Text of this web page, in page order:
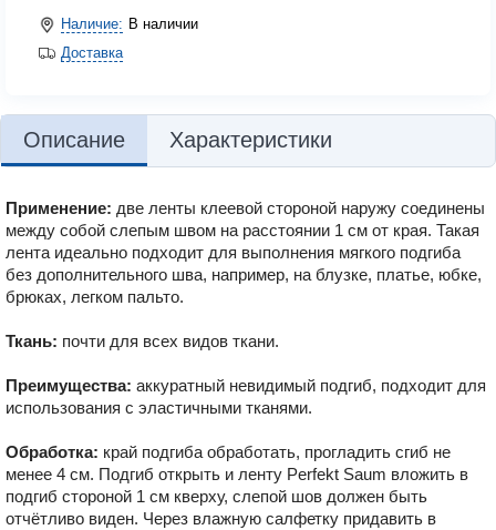
Наличие: В наличии
Доставка
Описание Характеристики
Применение: две ленты клеевой стороной наружу соединены
между собой слепым швом на расстоянии 1 см от края. Такая
лента идеально подходит для выполнения мягкого подгиба
без дополнительного шва, например, на блузке, платье, юбке,
брюках, легком пальто.
Ткань: почти для всех видов ткани.
Преимущества: аккуратный невидимый подгиб, подходит для
использования с эластичными тканями.
Обработка: край подгиба обработать, прогладить сгиб не
менее 4 см. Подгиб открыть и ленту Perfekt Saum вложить в
подгиб стороной 1 см кверху, слепой шов должен быть
отчётливо виден. Через влажную салфетку придавить в